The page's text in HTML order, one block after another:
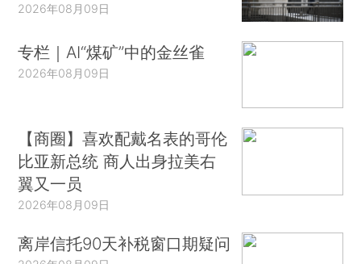
2026年08月09日
专栏｜AI“煤矿”中的金丝雀
2026年08月09日
【商圈】喜欢配戴名表的哥伦
比亚新总统 商人出身拉美右
翼又一员
2026年08月09日
离岸信托90天补税窗口期疑问